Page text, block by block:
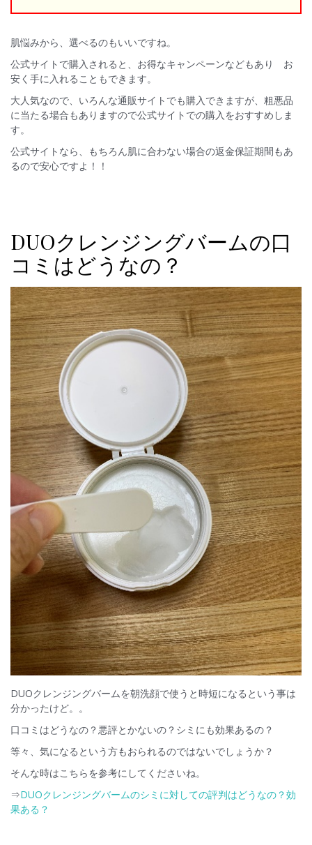
肌悩みから、選べるのもいいですね。
公式サイトで購入されると、お得なキャンペーンなどもあり お
安く手に入れることもできます。
大人気なので、いろんな通販サイトでも購入できますが、粗悪品
に当たる場合もありますので公式サイトでの購入をおすすめしま
す。
公式サイトなら、もちろん肌に合わない場合の返金保証期間もあ
るので安心ですよ！！
DUOクレンジングバームの口
コミはどうなの？
DUOクレンジングバームを朝洗顔で使うと時短になるという事は
分かったけど。。
口コミはどうなの？悪評とかないの？シミにも効果あるの？
等々、気になるという方もおられるのではないでしょうか？
そんな時はこちらを参考にしてくださいね。
⇒DUOクレンジングバームのシミに対しての評判はどうなの？効
果ある？